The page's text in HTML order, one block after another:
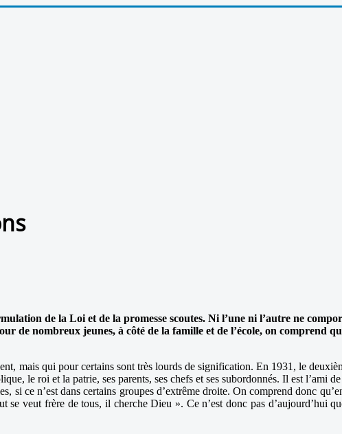
de la Loi et de la promesse scoutes. Ni l’une ni l’autre ne
de nombreux jeunes, à côté de la famille et de l’école, on comprend
mais qui pour certains sont très lourds de signification. En 1931, le
le roi et la patrie, ses parents, ses chefs et ses subordonnés. Il est
si ce n’est dans certains groupes d’extrême droite. On comprend donc
veut frère de tous, il cherche Dieu ». Ce n’est donc pas d’aujourd’hui